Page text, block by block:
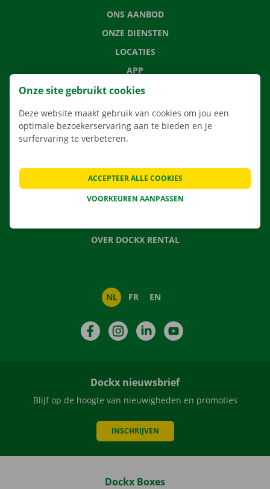
ONS AANBOD
ONZE DIENSTEN
LOCATIES
APP
VERHUISOPLOSSINGEN
NIEUWS
CADEAUBON
OVER DOCKX RENTAL
NL FR EN
FacebookInstagramLinkedIn
Dockx nieuwsbrief
Blijf op de hoogte van nieuwigheden en promoties
INSCHRIJVEN
Dockx Boxes
Onze site gebruikt cookies
Deze website maakt gebruik van cookies om jou een
optimale bezoekerservaring aan te bieden en je
surfervaring te verbeteren.
VOORKEUREN AANPASSEN
ACCEPTEER ALLE COOKIES